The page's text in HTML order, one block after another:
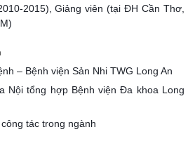
2015), Giảng viên (tại ĐH Cần Thơ,
– Bệnh viện Sản Nhi TWG Long An
Nội tổng hợp Bệnh viện Đa khoa Long
tác trong ngành